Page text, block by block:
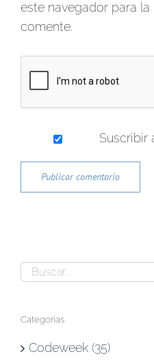
este navegador para
comente.
Suscribir
Buscar:
Categorías
Codeweek (35)